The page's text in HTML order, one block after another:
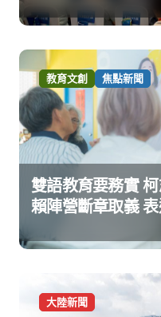
教育文創 焦點新聞
雙語教育要務實
賴陣營斷章取義
大陸新聞